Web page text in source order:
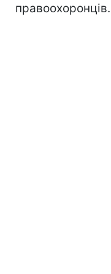
правоохоронців.